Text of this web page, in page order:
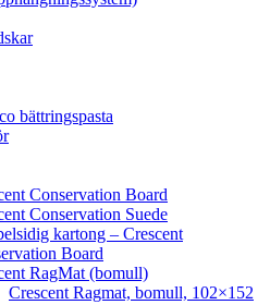
bättringspasta
Conservation Board
Conservation Suede
kartong – Crescent
Board
RagMat (bomull)
Crescent Ragmat, bomull, 102×152